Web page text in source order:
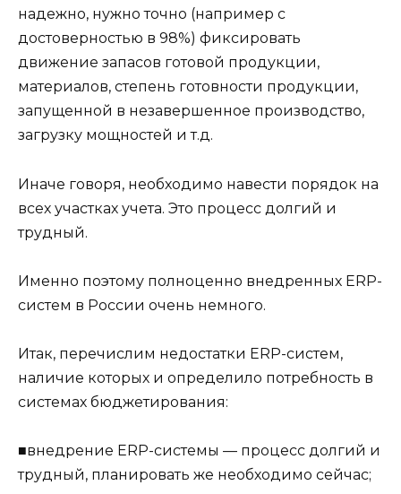
надежно, нужно точно (например с
достоверностью в 98%) фиксировать
движение запасов готовой продукции,
материалов, степень готовности продукции,
запущенной в незавершенное производство,
загрузку мощностей и т.д.
Иначе говоря, необходимо навести порядок на
всех участках учета. Это процесс долгий и
трудный.
Именно поэтому полноценно внедренных ERP-
систем в России очень немного.
Итак, перечислим недостатки ERP-систем,
наличие которых и определило потребность в
системах бюджетирования:
■внедрение ERP-системы — процесс долгий и
трудный, планировать же необходимо сейчас;